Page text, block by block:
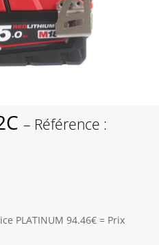
– Référence :
PLATINUM 94.46€ = Prix